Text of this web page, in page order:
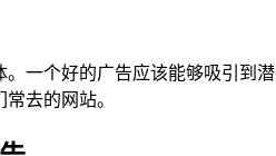
一个好的广告应该能够吸引到
去的网站。